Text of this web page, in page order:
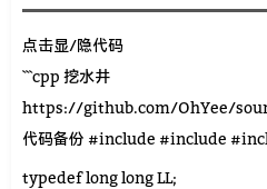
点击显/隐代码
```cpp 挖水井
https://github.com/OhYee/
代码备份 #include #include
typedef long long LL;